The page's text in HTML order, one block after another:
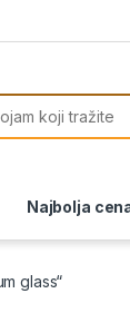
Najbolja
glass“